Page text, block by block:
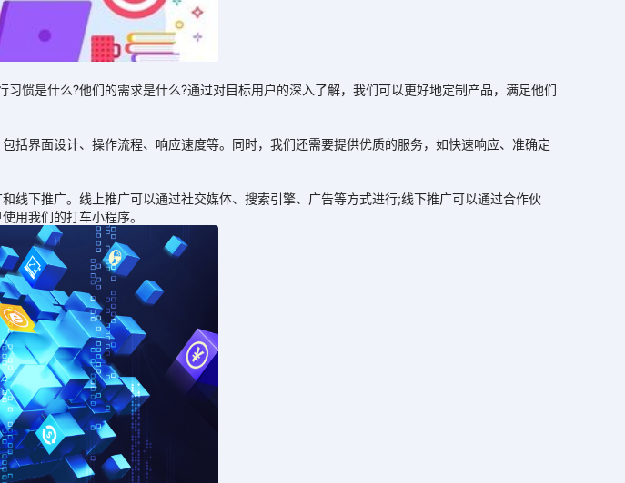
是什么?他们的需求是什么?通过对目标用户的深入了解，我们可以更好地定制产品，满足他们
界面设计、操作流程、响应速度等。同时，我们还需要提供优质的服务，如快速响应、准确定
下推广。线上推广可以通过社交媒体、搜索引擎、广告等方式进行;线下推广可以通过合作伙
用我们的打车小程序。